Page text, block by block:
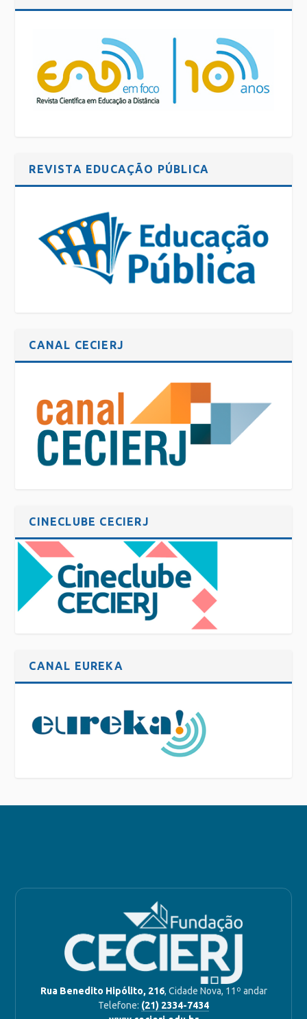
REVISTA EDUCAÇÃO PÚBLICA
CANAL CECIERJ
CINECLUBE CECIERJ
CANAL EUREKA
Rua Benedito Hipólito, 216, Cidade Nova, 11º andar
Telefone: (21) 2334-7434